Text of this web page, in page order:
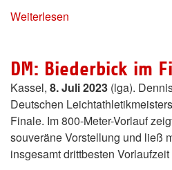
Weiterlesen
DM: Biederbick im
Kassel, 8. Juli 2023 (lga).
Deutschen
Finale. Im 800-Meter-Vorlauf
souveräne Vorstellung und ließ
insgesamt drittbesten